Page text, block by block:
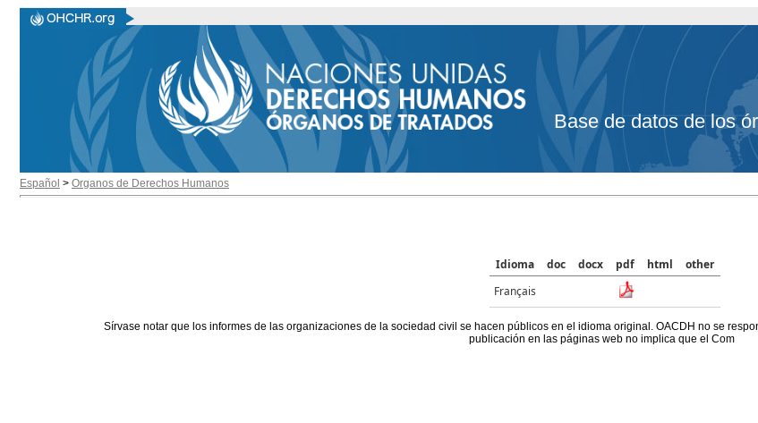
Base de datos de los
Español > Organos de Derechos Humanos
Idioma doc docx pdf html
other
Français
Sírvase notar que los informes de las organizaciones de la sociedad civil se hacen públicos en el idioma original. OACDH no se
publicación en las páginas web no implica que el Com